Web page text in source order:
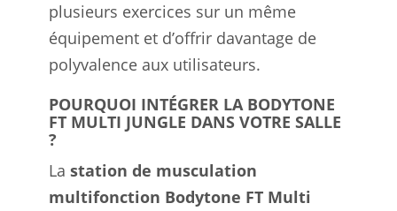
plusieurs exercices sur un même
équipement et d’offrir davantage de
polyvalence aux utilisateurs.
POURQUOI INTÉGRER LA BODYTONE
FT MULTI JUNGLE DANS VOTRE SALLE
?
La station de musculation
multifonction Bodytone FT Multi